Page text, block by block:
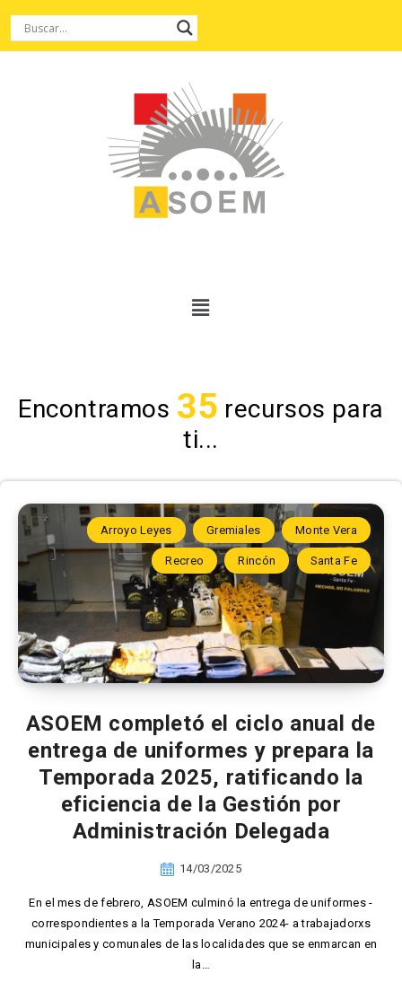
Encontramos 35 recursos para
ti...
Arroyo Leyes Gremiales Monte Vera
Recreo Rincón Santa Fe
ASOEM completó el ciclo anual de
entrega de uniformes y prepara la
Temporada 2025, ratificando la
eficiencia de la Gestión por
Administración Delegada
14/03/2025
En el mes de febrero, ASOEM culminó la entrega de uniformes -
correspondientes a la Temporada Verano 2024- a trabajadorxs
municipales y comunales de las localidades que se enmarcan en
la…